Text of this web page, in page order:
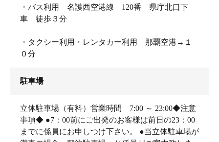
・バス利用 名護西空港線 120番 県庁北口下
車 徒歩３分
・タクシー利用・レンタカー利用 那覇空港→１
０分
駐車場
立体駐車場（有料）営業時間 7:00 ～ 23:00◆注意
事項◆ ●7：00前にご出発のお客様は前日の23：00
までに係員にお申しつけ下さい。 ●当立体駐車場が